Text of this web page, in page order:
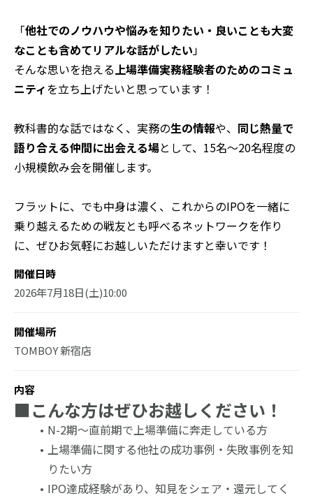
「他社でのノウハウや悩みを知りたい・良いことも大変
なことも含めてリアルな話がしたい」
そんな思いを抱える上場準備実務経験者のためのコミュ
ニティを立ち上げたいと思っています！
教科書的な話ではなく、実務の生の情報や、 同じ熱量で
語り合える仲間に出会える場として、15名～20名程度の
小規模飲み会を開催します。
フラットに、でも中身は濃く、これからのIPOを一緒に
乗り越えるための戦友とも呼べるネットワークを作り
に、ぜひお気軽にお越しいただけますと幸いです！
開催日時
2026年7月18日(土)10:00
開催場所
TOMBOY 新宿店
内容
■こんな方はぜひお越しください！
N-2期〜直前期で上場準備に奔走している方
上場準備に関する他社の成功事例・失敗事例を知
りたい方
IPO達成経験があり、知見をシェア・還元してく